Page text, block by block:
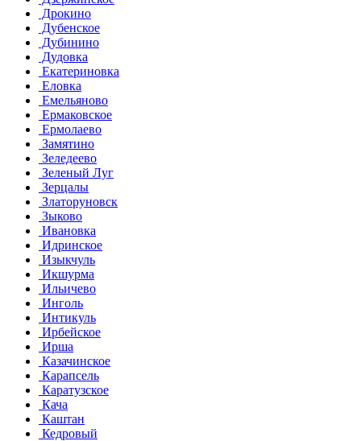
Дрокино
Дубенское
Дубинино
Дудовка
Екатериновка
Еловка
Емельяново
Ермаковское
Ермолаево
Замятино
Зеледеево
Зеленый Луг
Зерцалы
Златоруновск
Зыково
Ивановка
Идринское
Изыкчуль
Икшурма
Ильичево
Инголь
Интикуль
Ирбейское
Ирша
Казачинское
Карапсель
Каратузское
Кача
Каштан
Кедровый